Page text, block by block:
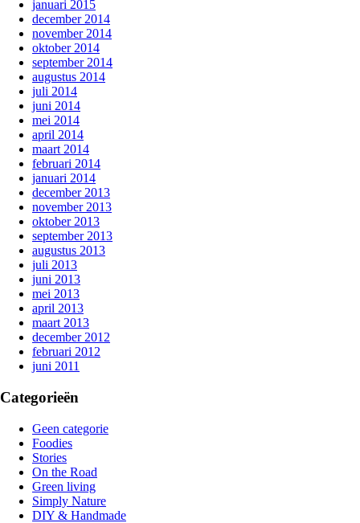
januari 2015
december 2014
november 2014
oktober 2014
september 2014
augustus 2014
juli 2014
juni 2014
mei 2014
april 2014
maart 2014
februari 2014
januari 2014
december 2013
november 2013
oktober 2013
september 2013
augustus 2013
juli 2013
juni 2013
mei 2013
april 2013
maart 2013
december 2012
februari 2012
juni 2011
Categorieën
Geen categorie
Foodies
Stories
On the Road
Green living
Simply Nature
DIY & Handmade